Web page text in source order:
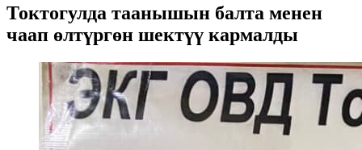
Токтогулда таанышын балта менен
чаап өлтүргөн шектүү кармалды